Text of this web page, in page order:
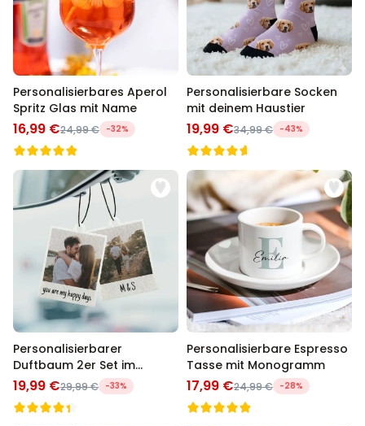
Personalisierbares Aperol
Spritz Glas mit Name
16,99 €24,99 € -32%
Personalisierbare Socken
mit deinem Haustier
19,99 €34,99 € -43%
Personalisierbarer
Duftbaum 2er Set im
Polaroid-Look
19,99 €29,99 € -33%
Personalisierbare Espresso
Tasse mit Monogramm
17,99 €24,99 € -28%